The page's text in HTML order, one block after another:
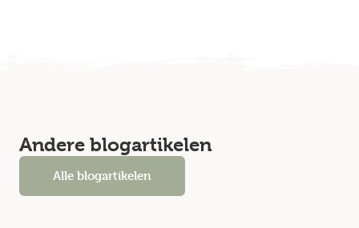
Andere blogartikelen
Alle blogartikelen